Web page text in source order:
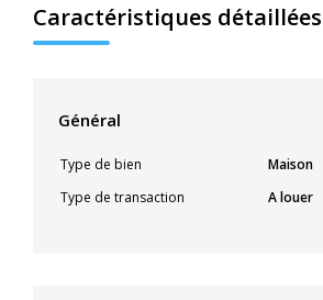
Caractéristiques détaillées
Général
Type de bien
Maison
Type de transaction
A louer